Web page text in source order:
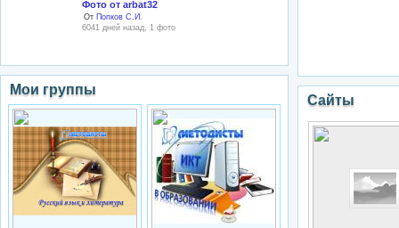
Фото от arbat32
От Попков С.И.
6041 дней назад, 1 фото
Мои группы
Сайты